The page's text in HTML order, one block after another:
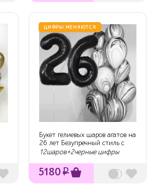
ЦИФРЫ МЕНЯЮТСЯ
Букет гелиевых шаров агатов на
26 лет Безупречный стиль с
черн...
12шаров+2черные цифры
5180₽